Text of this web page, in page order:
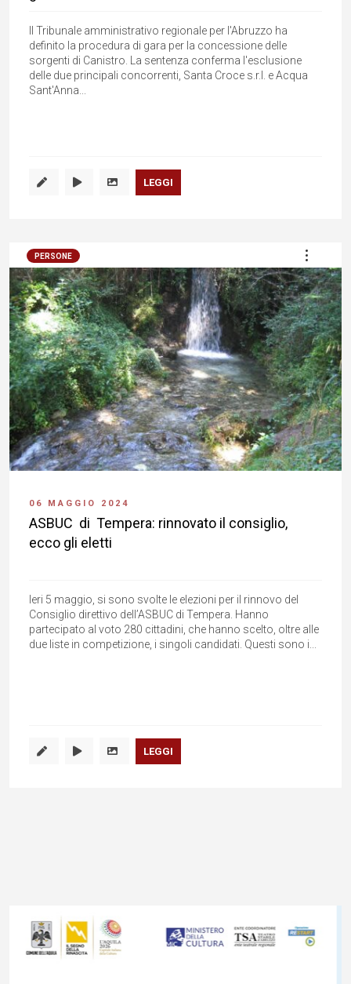
Il Tribunale amministrativo regionale per l'Abruzzo ha
definito la procedura di gara per la concessione delle
sorgenti di Canistro. La sentenza conferma l'esclusione
delle due principali concorrenti, Santa Croce s.r.l. e Acqua
Sant'Anna...
LEGGI
PERSONE
06 MAGGIO 2024
ASBUC di Tempera: rinnovato il consiglio,
ecco gli eletti
Ieri 5 maggio, si sono svolte le elezioni per il rinnovo del
Consiglio direttivo dell’ASBUC di Tempera. Hanno
partecipato al voto 280 cittadini, che hanno scelto, oltre alle
due liste in competizione, i singoli candidati. Questi sono i...
LEGGI